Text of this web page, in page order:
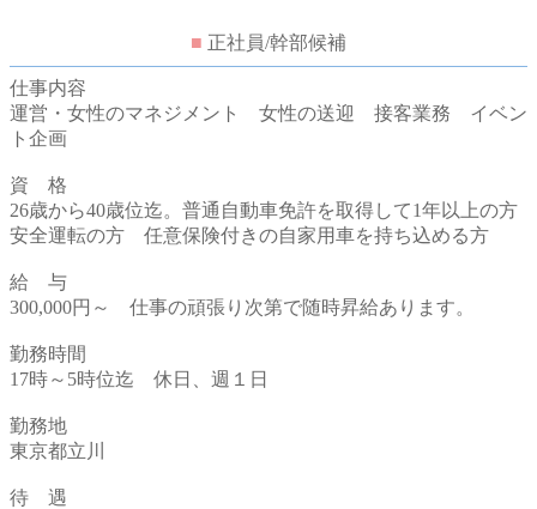
■ 正社員/幹部候補
仕事内容
運営・女性のマネジメント 女性の送迎 接客業務 イベン
ト企画
資 格
26歳から40歳位迄。普通自動車免許を取得して1年以上の方
安全運転の方 任意保険付きの自家用車を持ち込める方
給 与
300,000円～ 仕事の頑張り次第で随時昇給あります。
勤務時間
17時～5時位迄 休日、週１日
勤務地
東京都立川
待 遇